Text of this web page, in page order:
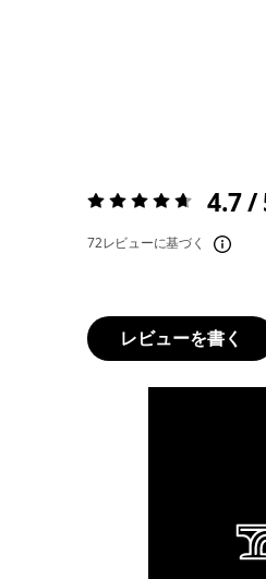
評価:4.7 / 5 4.7 /
72レビューに基づく
レビューを書く